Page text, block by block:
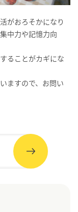
がおろそかになり
中力や記憶力向
ることがカギにな
ますので、お問い